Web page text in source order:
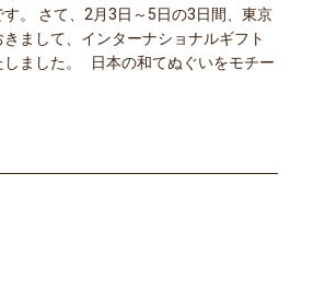
。 さて、2月3日～5日の3日間、東京
まして、インターナショナルギフト
しました。 日本の和てぬぐいをモチー